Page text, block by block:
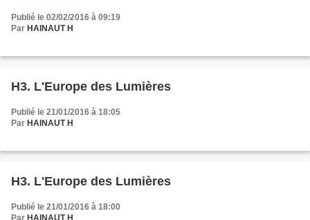
Publié le 02/02/2016 à 09:19
Par HAINAUT H
H3. L'Europe des Lumières
Publié le 21/01/2016 à 18:05
Par HAINAUT H
H3. L'Europe des Lumières
Publié le 21/01/2016 à 18:00
Par HAINAUT H